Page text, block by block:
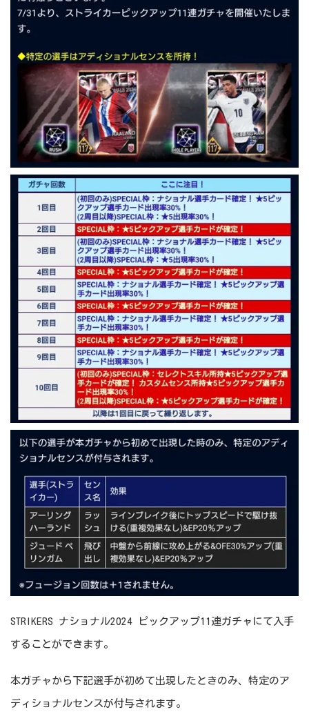
STRIKERS ナショナル2024 ピックアップ11連ガチャにて入手
することができます。
本ガチャから下記選手が初めて出現したときのみ、特定のア
ディショナルセンスが付与されます。